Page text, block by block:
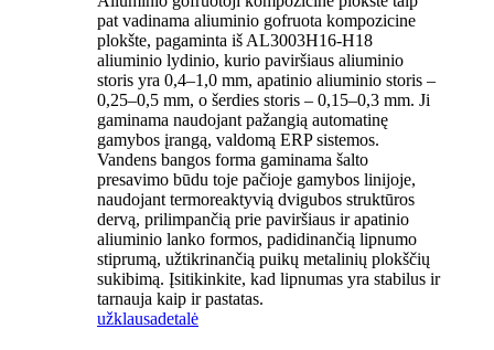
pat vadinama aliuminio gofruota kompozicine
plokšte, pagaminta iš AL3003H16-H18
aliuminio lydinio, kurio paviršiaus aliuminio
storis yra 0,4–1,0 mm, apatinio aliuminio storis –
0,25–0,5 mm, o šerdies storis – 0,15–0,3 mm. Ji
gaminama naudojant pažangią automatinę
gamybos įrangą, valdomą ERP sistemos.
Vandens bangos forma gaminama šalto
presavimo būdu toje pačioje gamybos linijoje,
naudojant termoreaktyvią dvigubos struktūros
dervą, prilimpančią prie paviršiaus ir apatinio
aliuminio lanko formos, padidinančią lipnumo
stiprumą, užtikrinančią puikų metalinių plokščių
sukibimą. Įsitikinkite, kad lipnumas yra stabilus ir
tarnauja kaip ir pastatas.
užklausadetalė